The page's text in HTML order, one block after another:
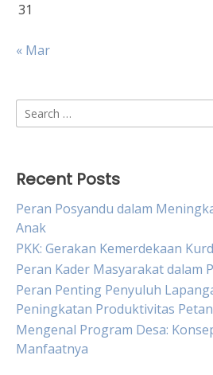
31
« Mar
Search
for:
Recent Posts
Peran Posyandu dalam
Anak
PKK: Gerakan Kemerdekaan
Peran Kader Masyarakat dalam
Peran Penting Penyuluh
Peningkatan Produktivitas
Mengenal Program Desa:
Manfaatnya